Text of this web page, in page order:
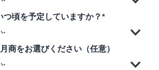
つ頃を予定していますか？*
商をお選びください（任意）